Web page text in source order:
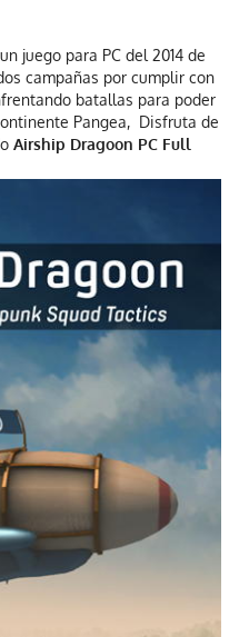
juego para PC del 2014 de
campañas por cumplir con
batallas para poder
Pangea, Disfruta de
Airship Dragoon PC Full